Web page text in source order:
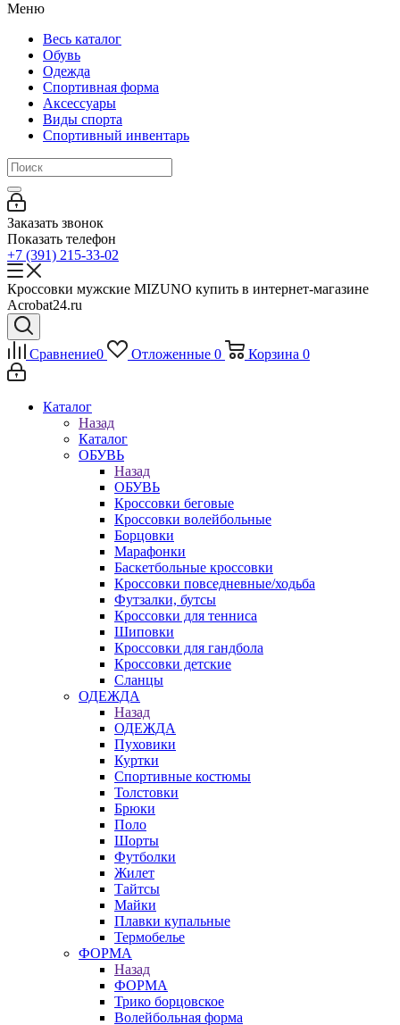
Меню
Весь каталог
Обувь
Одежда
Спортивная форма
Аксессуары
Виды спорта
Спортивный инвентарь
Заказать звонок
Показать телефон
+7 (391) 215-33-02
Кроссовки мужские MIZUNO купить в интернет-магазине
Acrobat24.ru
Сравнение0 Отложенные 0 Корзина 0
Каталог
Назад
Каталог
ОБУВЬ
Назад
ОБУВЬ
Кроссовки беговые
Кроссовки волейбольные
Борцовки
Марафонки
Баскетбольные кроссовки
Кроссовки повседневные/ходьба
Футзалки, бутсы
Кроссовки для тенниса
Шиповки
Кроссовки для гандбола
Кроссовки детские
Сланцы
ОДЕЖДА
Назад
ОДЕЖДА
Пуховики
Куртки
Спортивные костюмы
Толстовки
Брюки
Поло
Шорты
Футболки
Жилет
Тайтсы
Майки
Плавки купальные
Термобелье
ФОРМА
Назад
ФОРМА
Трико борцовское
Волейбольная форма